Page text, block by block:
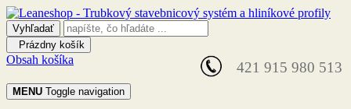
421 915 980 513
Prázdny košík
Obsah košíka
MENU Toggle navigation